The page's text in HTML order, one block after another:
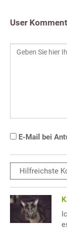
User
E-Mail bei
Hilfreichste